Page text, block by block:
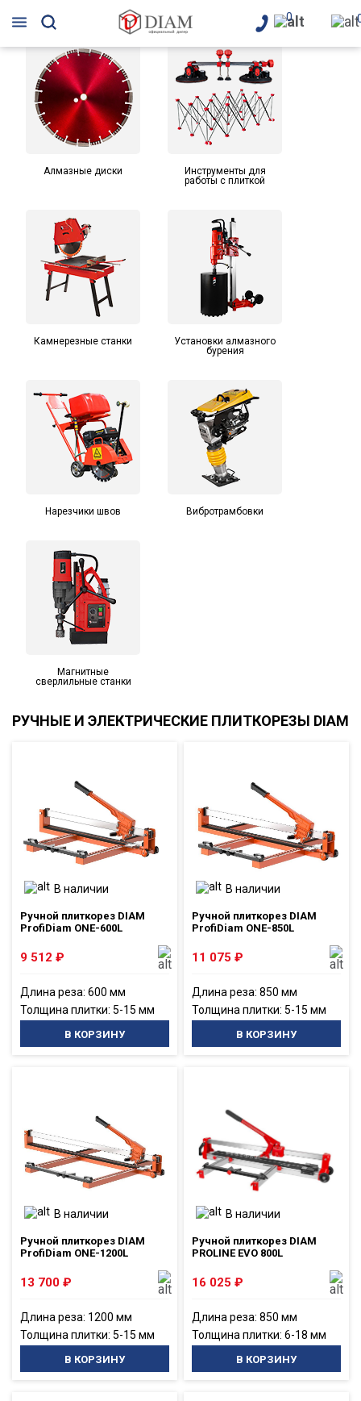
0
Алмазные диски
Инструменты для
работы с плиткой
Камнерезные станки
Установки алмазного
бурения
Нарезчики швов Вибротрамбовки
Магнитные
сверлильные станки
РУЧНЫЕ И ЭЛЕКТРИЧЕСКИЕ ПЛИТКОРЕЗЫ DIAM
В наличии
Ручной плиткорез DIAM
ProfiDiam ONE-600L
9 512 ₽
Длина реза: 600 мм
Толщина плитки: 5-15 мм
В КОРЗИНУ
В наличии
Ручной плиткорез DIAM
ProfiDiam ONE-850L
11 075₽
Длина реза: 850 мм
Толщина плитки: 5-15 мм
В КОРЗИНУ
В наличии
Ручной плиткорез DIAM
ProfiDiam ONE-1200L
13 700 ₽
Длина реза: 1200 мм
Толщина плитки: 5-15 мм
В КОРЗИНУ
В наличии
Ручной плиткорез DIAM
PROLINE EVO 800L
16 025₽
Длина реза: 850 мм
Толщина плитки: 6-18 мм
В КОРЗИНУ